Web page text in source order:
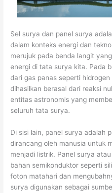
Sel surya dan panel surya
dalam konteks energi dan
merujuk pada benda langit
energi di tata surya kita. Pada
dari gas panas seperti
dihasilkan berasal dari reaksi
entitas astronomis yang
seluruh tata surya.
Di sisi lain, panel surya adalah
dirancang oleh manusia untuk
menjadi listrik. Panel surya
bahan semikonduktor seperti
foton matahari dan
surya digunakan sebagai